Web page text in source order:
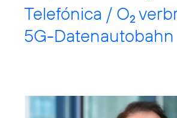
Telefónica / O2
5G-Datenautobahn